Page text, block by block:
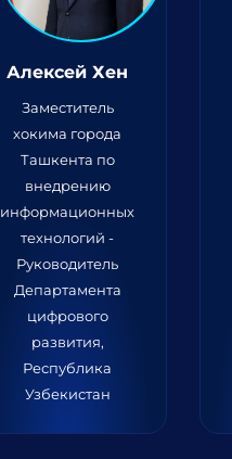
Алексей Хен
Заместитель
хокима города
Ташкента по
внедрению
информационных
технологий -
Руководитель
Департамента
цифрового
развития,
Республика
Узбекистан